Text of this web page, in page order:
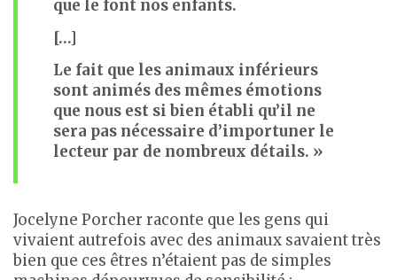
que le font nos enfants.
[…]
Le fait que les animaux inférieurs
sont animés des mêmes émotions
que nous est si bien établi qu’il ne
sera pas nécessaire d’importuner le
lecteur par de nombreux détails. »
Jocelyne Porcher raconte que les gens qui
vivaient autrefois avec des animaux savaient très
bien que ces êtres n’étaient pas de simples